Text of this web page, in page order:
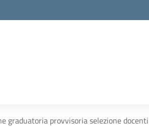
graduatoria provvisoria selezione